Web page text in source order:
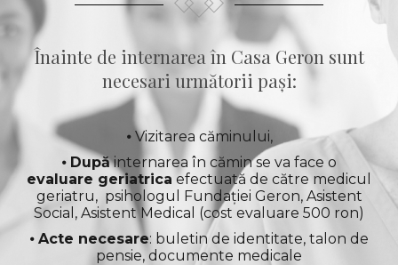
Înainte de internarea în Casa Geron sunt
necesari următorii pași:
⦁ Vizitarea căminului,
⦁ Dupăinternarea în cămin se va face o
evaluare geriatrica efectuată de către medicul
geriatru, psihologul Fundației Geron, Asistent
Social, Asistent Medical (cost evaluare 500 ron)
⦁ Acte necesare: buletin de identitate, talon de
pensie, documente medicale